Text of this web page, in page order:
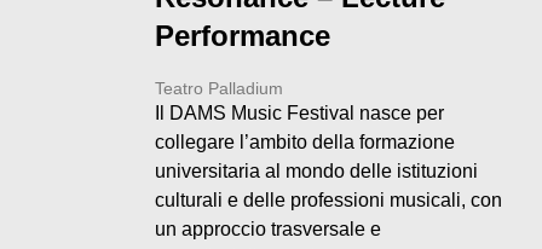
Performance
Teatro Palladium
Il DAMS Music Festival nasce per
collegare l’ambito della formazione
universitaria al mondo delle istituzioni
culturali e delle professioni musicali, con
un approccio trasversale e